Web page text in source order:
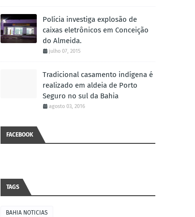
Polícia investiga explosão de
caixas eletrônicos em Conceição
do Almeida.
julho 07, 2015
Tradicional casamento indígena é
realizado em aldeia de Porto
Seguro no sul da Bahia
agosto 03, 2016
FACEBOOK
TAGS
BAHIA NOTICIAS